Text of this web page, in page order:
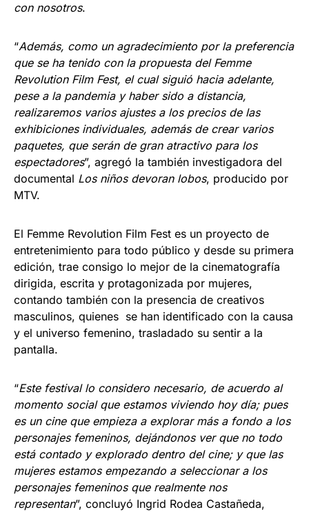
con nosotros.
“Además, como un agradecimiento por la preferencia
que se ha tenido con la propuesta del Femme
Revolution Film Fest, el cual siguió hacia adelante,
pese a la pandemia y haber sido a distancia,
realizaremos varios ajustes a los precios de las
exhibiciones individuales, además de crear varios
paquetes, que serán de gran atractivo para los
espectadores”, agregó la también investigadora del
documental Los niños devoran lobos, producido por
MTV.
El Femme Revolution Film Fest es un proyecto de
entretenimiento para todo público y desde su primera
edición, trae consigo lo mejor de la cinematografía
dirigida, escrita y protagonizada por mujeres,
contando también con la presencia de creativos
masculinos, quienes se han identificado con la causa
y el universo femenino, trasladado su sentir a la
pantalla.
“Este festival lo considero necesario, de acuerdo al
momento social que estamos viviendo hoy día; pues
es un cine que empieza a explorar más a fondo a los
personajes femeninos, dejándonos ver que no todo
está contado y explorado dentro del cine; y que las
mujeres estamos empezando a seleccionar a los
personajes femeninos que realmente nos
representan”, concluyó Ingrid Rodea Castañeda,